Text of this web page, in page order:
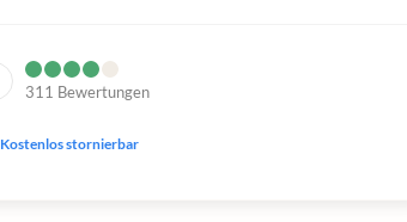
311 Bewertungen
Kostenlos stornierbar